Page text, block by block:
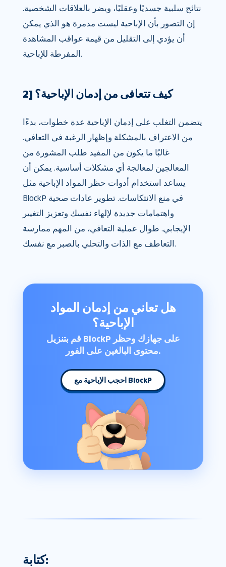
نتائج سلبية جسديًا وعقليًا، ويضر بالعلاقات الشخصية.
إن التصور بأن الإباحية ليست مدمرة هو الذي يمكن
أن يؤدي إلى التقليل من قيمة عواقب المشاهدة
المفرطة للإباحية.
2] كيف تتعافى من إدمان الإباحية؟
يتضمن التغلب على إدمان الإباحية عدة خطوات، بدءًا
من الاعتراف بالمشكلة وإظهار الرغبة في التعافي.
غالبًا ما يكون من المفيد طلب المشورة من
المعالجين لمعالجة أي مشكلات أساسية. يمكن أن
يساعد استخدام أدوات حظر المواد الإباحية مثل
BlockP في منع الانتكاسات. تطوير عادات صحية
واهتمامات جديدة لإلهاء نفسك وتعزيز التغيير
الإيجابي. طوال عملية التعافي، من المهم ممارسة
التعاطف مع الذات والتحلي بالصبر مع نفسك.
هل تعاني من إدمان المواد
الإباحية؟
قم بتنزيل BlockP على جهازك وحظر
محتوى البالغين على الفور.
احجب الإباحية مع BlockP
كتابة: